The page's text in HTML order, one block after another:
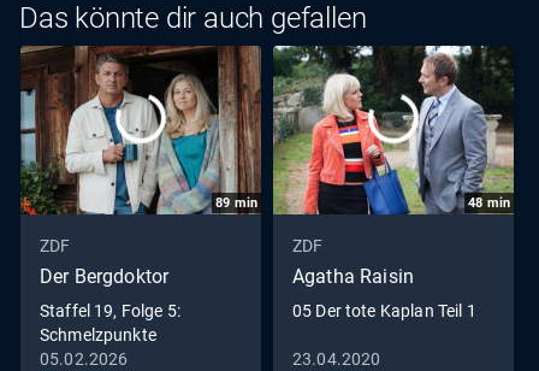
Das könnte dir auch gefallen
89 min
ZDF
Der Bergdoktor
Staffel 19, Folge 5:
Schmelzpunkte
05.02.2026
48 min
ZDF
Agatha Raisin
05 Der tote Kaplan Teil 1
23.04.2020